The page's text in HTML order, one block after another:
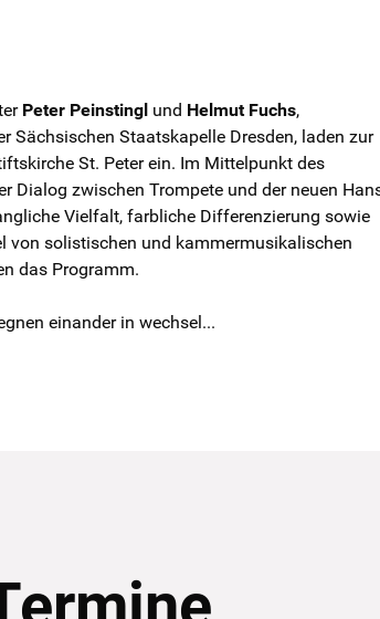
Peter Peinstingl und Helmut Fuchs,
Sächsischen Staatskapelle Dresden, laden zur
St. Peter ein. Im Mittelpunkt des
Dialog zwischen Trompete und der neuen
Vielfalt, farbliche Differenzierung sowie
von solistischen und kammermusikalischen
das Programm.
einander in wechsel...